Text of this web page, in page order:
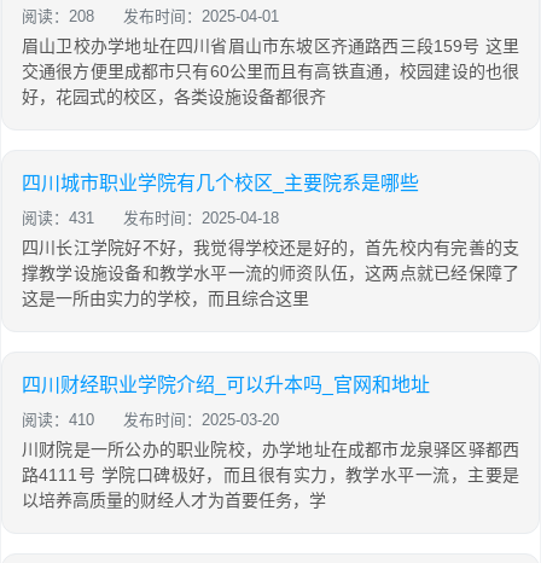
阅读：208 发布时间：2025-04-01
眉山卫校办学地址在四川省眉山市东坡区齐通路西三段159号 这里
交通很方便里成都市只有60公里而且有高铁直通，校园建设的也很
好，花园式的校区，各类设施设备都很齐
四川城市职业学院有几个校区_主要院系是哪些
阅读：431 发布时间：2025-04-18
四川长江学院好不好，我觉得学校还是好的，首先校内有完善的支
撑教学设施设备和教学水平一流的师资队伍，这两点就已经保障了
这是一所由实力的学校，而且综合这里
四川财经职业学院介绍_可以升本吗_官网和地址
阅读：410 发布时间：2025-03-20
川财院是一所公办的职业院校，办学地址在成都市龙泉驿区驿都西
路4111号 学院口碑极好，而且很有实力，教学水平一流，主要是
以培养高质量的财经人才为首要任务，学